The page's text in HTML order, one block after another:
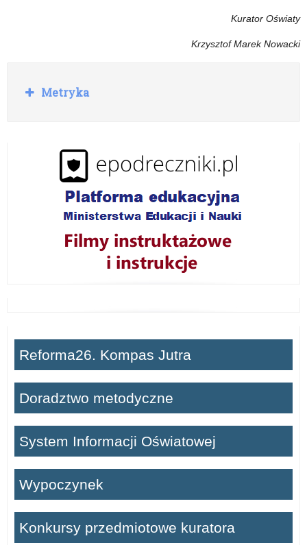
Kurator Oświaty
Krzysztof Marek Nowacki
R
o
Metryka
Reforma26. Kompas Jutra
Doradztwo metodyczne
System Informacji Oświatowej
Wypoczynek
Konkursy przedmiotowe kuratora